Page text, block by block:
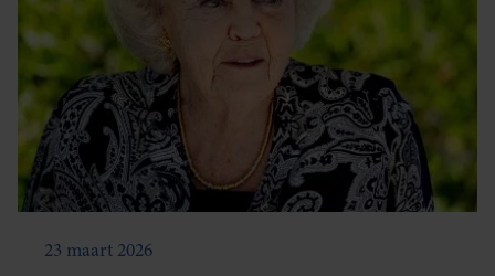
23 maart 2026